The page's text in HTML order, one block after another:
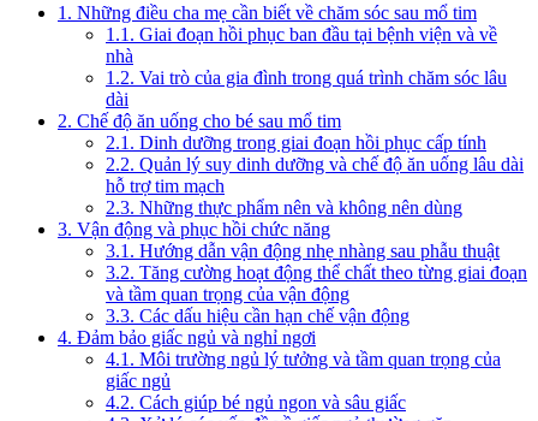
1. Những điều cha mẹ cần biết về chăm sóc sau mổ tim
1.1. Giai đoạn hồi phục ban đầu tại bệnh viện và về
nhà
1.2. Vai trò của gia đình trong quá trình chăm sóc lâu
dài
2. Chế độ ăn uống cho bé sau mổ tim
2.1. Dinh dưỡng trong giai đoạn hồi phục cấp tính
2.2. Quản lý suy dinh dưỡng và chế độ ăn uống lâu dài
hỗ trợ tim mạch
2.3. Những thực phẩm nên và không nên dùng
3. Vận động và phục hồi chức năng
3.1. Hướng dẫn vận động nhẹ nhàng sau phẫu thuật
3.2. Tăng cường hoạt động thể chất theo từng giai đoạn
và tầm quan trọng của vận động
3.3. Các dấu hiệu cần hạn chế vận động
4. Đảm bảo giấc ngủ và nghỉ ngơi
4.1. Môi trường ngủ lý tưởng và tầm quan trọng của
giấc ngủ
4.2. Cách giúp bé ngủ ngon và sâu giấc